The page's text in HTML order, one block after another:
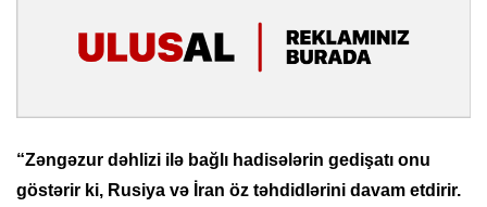
“Zəngəzur dəhlizi ilə bağlı hadisələrin gedişatı onu
göstərir ki, Rusiya və İran öz təhdidlərini davam etdirir.